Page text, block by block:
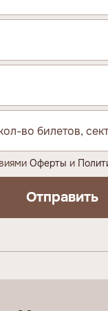
Оферты и
Отправить